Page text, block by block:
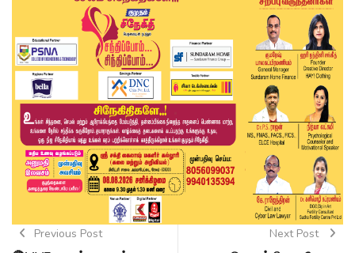
Previous Post Next Post